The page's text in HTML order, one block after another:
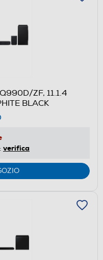
ZF, 11.1.4
BLACK
verifica